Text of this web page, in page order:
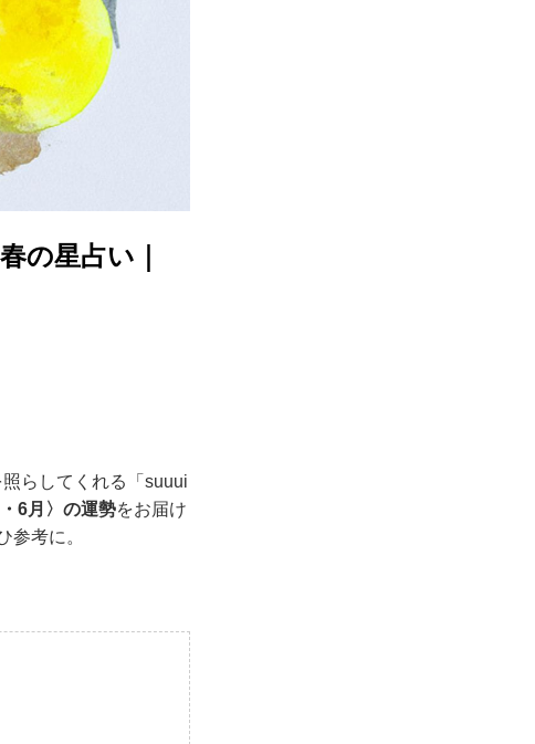
の星占い｜
らしてくれる「suuui
6月〉の運勢をお届け
参考に。